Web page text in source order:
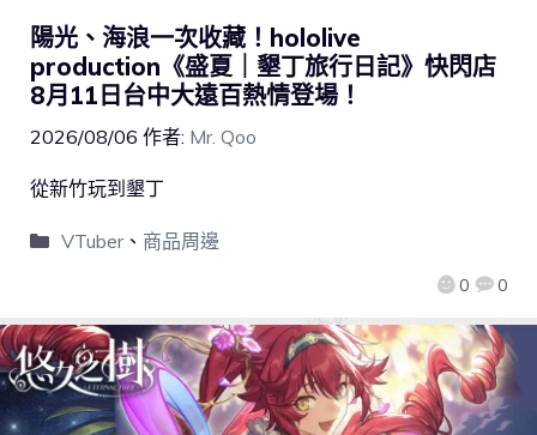
陽光、海浪一次收藏！hololive
production《盛夏｜墾丁旅行日記》快閃店
8月11日台中大遠百熱情登場！
2026/08/06 作者: Mr. Qoo
0 0
從新竹玩到墾丁
VTuber、 商品周邊